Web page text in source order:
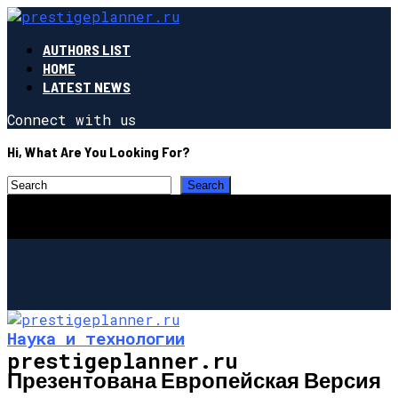
AUTHORS LIST
HOME
LATEST NEWS
Connect with us
Hi, What Are You Looking For?
prestigeplanner.ru
Наука и технологии
Презентована Европейская Версия